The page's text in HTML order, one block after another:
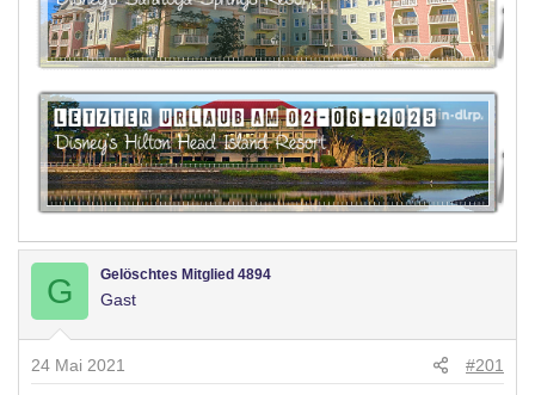
G Gelöschtes Mitglied 4894
Gast
24 Mai 2021 #201